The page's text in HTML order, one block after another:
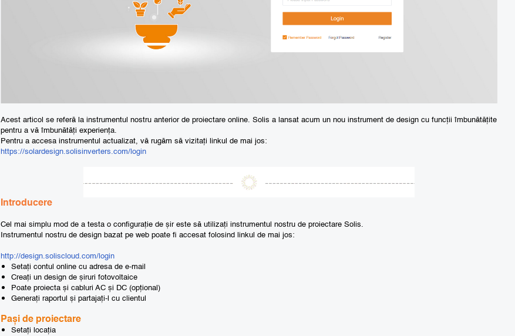
Acest articol se referă la instrumentul nostru anterior de proiectare online. Solis a lansat acum un nou instrument de design cu funcții îmbunătățite
pentru a vă îmbunătăți experiența.
Pentru a accesa instrumentul actualizat, vă rugăm să vizitați linkul de mai jos:
https://solardesign.solisinverters.com/login
Introducere
Cel mai simplu mod de a testa o configurație de șir este să utilizați instrumentul nostru de proiectare Solis.
Instrumentul nostru de design bazat pe web poate fi accesat folosind linkul de mai jos:
http://design.soliscloud.com/login
Setați contul online cu adresa de e-mail
Creați un design de șiruri fotovoltaice
Poate proiecta și cabluri AC și DC (opțional)
Generați raportul și partajați-l cu clientul
Pași de proiectare
Setați locația